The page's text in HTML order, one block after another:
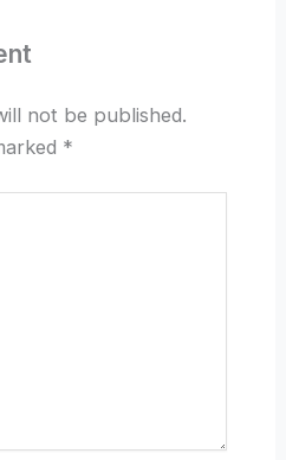
not be published.
*